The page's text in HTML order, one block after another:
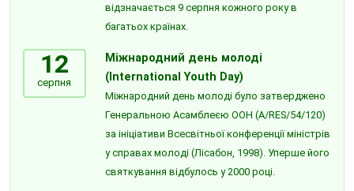
відзначається 9 серпня кожного року в
багатьох країнах.
12
серпня
Міжнародний день молоді
(International Youth Day)
Міжнародний день молоді було затверджено
Генеральною Асамблеєю ООН (A/RES/54/120)
за ініціативи Всесвітньої конференції міністрів
у справах молоді (Лісабон, 1998). Уперше його
святкування відбулось у 2000 році.